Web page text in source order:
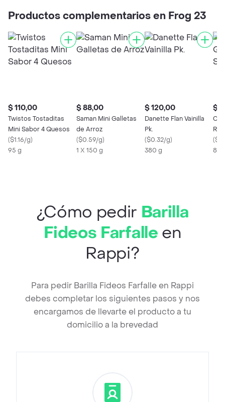
Productos complementarios en Frog 23
$ 110,00
Twistos Tostaditas
Mini Sabor 4 Quesos
($1.16/g)
95 g
$ 88,00
Saman Mini Galletas
de Arroz
($0.59/g)
1 X 150 g
$ 120,00
Danette Flan Vainilla
Pk.
($0.32/g)
380 g
$
(
80
¿Cómo pedir Barilla
Fideos Farfalle en
Rappi?
Para pedir Barilla Fideos Farfalle en Rappi
debes completar los siguientes pasos y nos
encargamos de llevarte el producto a tu
domicilio a la brevedad